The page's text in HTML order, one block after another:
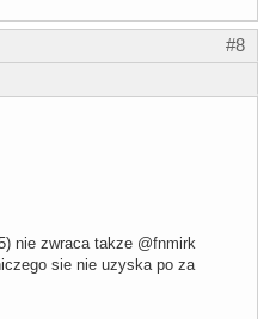
#8
nie zwraca takze @fnmirk
sie nie uzyska po za